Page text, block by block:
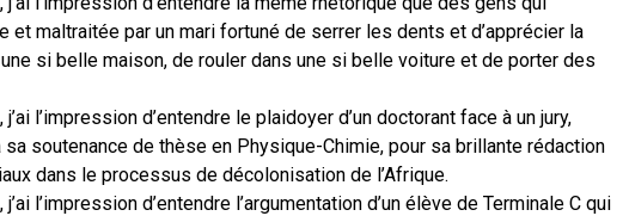
et maltraitée par un mari fortuné de serrer les dents et d’apprécier la
si belle maison, de rouler dans une si belle voiture et de porter des
l’impression d’entendre le plaidoyer d’un doctorant face à un jury,
soutenance de thèse en Physique-Chimie, pour sa brillante rédaction
dans le processus de décolonisation de l’Afrique.
l’impression d’entendre l’argumentation d’un élève de Terminale C qui